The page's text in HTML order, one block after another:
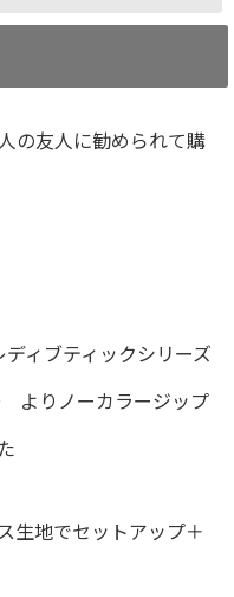
の友人に勧められて購
ィブティックシリーズ
りノーカラージップ
生地でセットアップ＋